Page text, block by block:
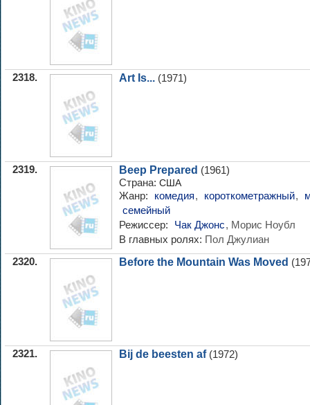
2318. Art Is... (1971)
2319. Beep Prepared (1961)
Страна: США
Жанр: комедия, короткометражный,
семейный
Режиссер:
Чак Джонс, Морис Ноубл
В главных ролях: Пол Джулиан
2320. Before the Mountain Was Moved
2321. Bij de beesten af(1972)